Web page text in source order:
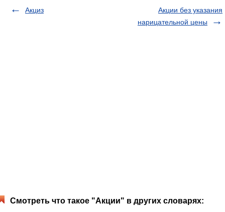
Акциз
Акции без указания
нарицательной цены
Смотреть что такое "Акции" в других словарях: